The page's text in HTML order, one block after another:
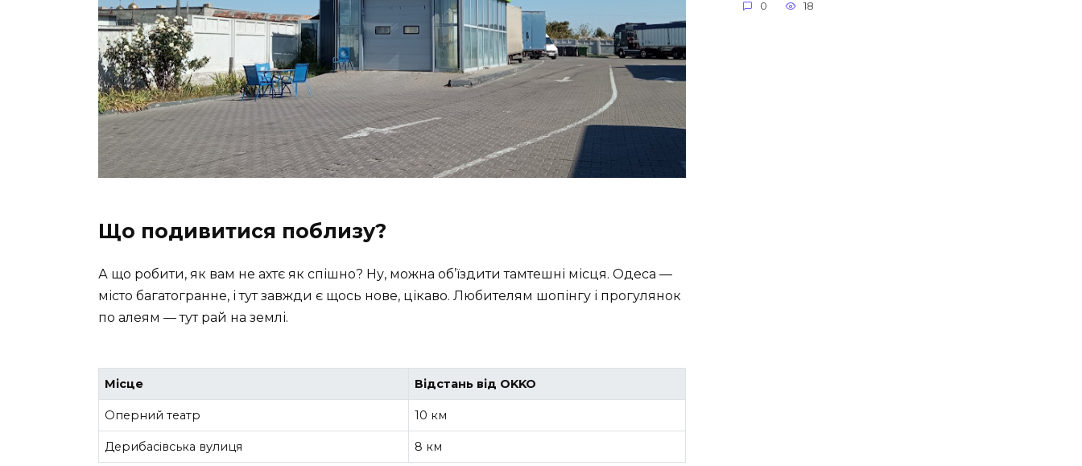
Що подивитися поблизу?
А що робити, як вам не ахтє як спішно? Ну, можна об’їздити тамтешні місця. Одеса —
місто багатогранне, і тут завжди є щось нове, цікаво. Любителям шопінгу і прогулянок
по алеям — тут рай на землі.
Місце Відстань від OKKO
Оперний театр 10 км
Дерибасівська вулиця 8 км
0 18